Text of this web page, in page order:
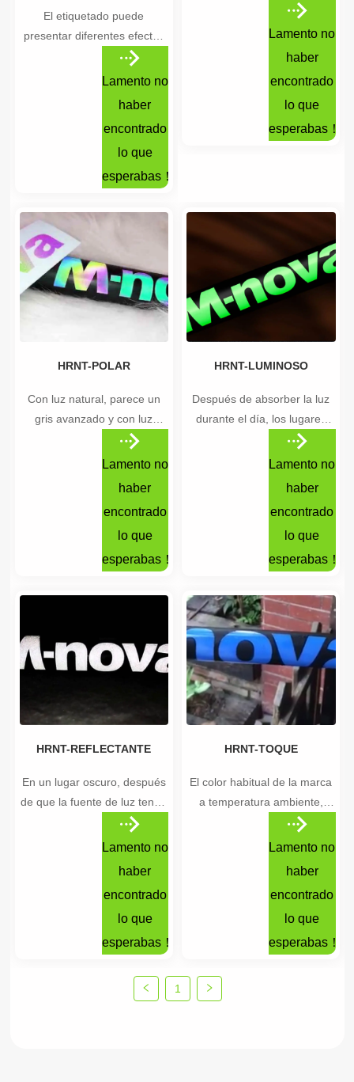
El etiquetado puede
presentar diferentes efectos
de color en interiores y
exteriores. Se sugiere que
después de pegar aceite
Lamento no
haber
encontrado
lo que
esperabas！
el sol rociado, debido a la
intensidad del brillo, el color
Lamento no
haber
encontrado
lo que
esperabas！
HRNT-POLAR
Con luz natural, parece un
gris avanzado y con luz
intensa, se convierte en
colores coloridos.Lamento no
haber
encontrado
lo que
esperabas！
HRNT-LUMINOSO
Después de absorber la luz
durante el día, los lugares
oscuros aparecen con un
efecto luminoso por la noche.
Lamento no
haber
encontrado
lo que
esperabas！
HRNT-REFLECTANTE
En un lugar oscuro, después
de que la fuente de luz tenga
un efecto reflectante, proteja
la seguridad del ciclismo
Lamento no
haber
encontrado
lo que
esperabas！
HRNT-TOQUE
El color habitual de la marca
a temperatura ambiente,
después de tocar la
temperatura corporal, se
Lamento no
haber
encontrado
lo que
esperabas！
1